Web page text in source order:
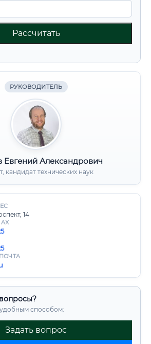
Рассчитать
РУКОВОДИТЕЛЬ
Евгений Александрович
кандидат технических наук
14
способом:
Задать вопрос